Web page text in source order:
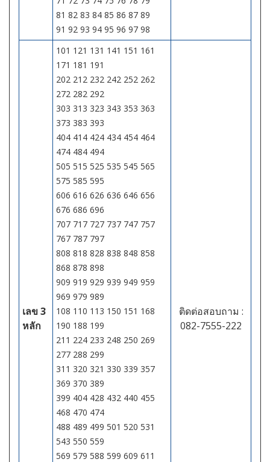
81 82 83 84 85 86 87 89
91 92 93 94 95 96 97 98
เลข 3
หลัก
101 121 131 141 151 161
171 181 191
202 212 232 242 252 262
272 282 292
303 313 323 343 353 363
373 383 393
404 414 424 434 454 464
474 484 494
505 515 525 535 545 565
575 585 595
606 616 626 636 646 656
676 686 696
707 717 727 737 747 757
767 787 797
808 818 828 838 848 858
868 878 898
909 919 929 939 949 959
969 979 989
108 110 113 150 151 168
190 188 199
211 224 233 248 250 269
277 288 299
311 320 321 330 339 357
369 370 389
399 404 428 432 440 455
468 470 474
488 489 499 501 520 531
543 550 559
569 579 588 599 609 611
ติดต่อสอบถาม :
082-7555-222